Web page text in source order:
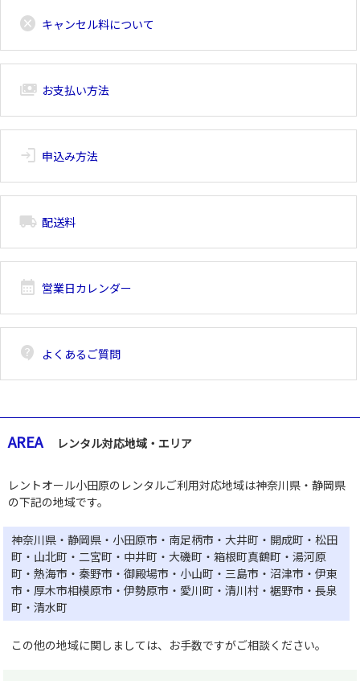
cancel キャンセル料について
payments お支払い方法
login 申込み方法
local_shipping 配送料
calendar_month 営業日カレンダー
contact_support よくあるご質問
AREA レンタル対応地域・エリア
レントオール小田原のレンタルご利用対応地域は神奈川県・静岡県
の下記の地域です。
神奈川県・静岡県・小田原市・南足柄市・大井町・開成町・松田
町・山北町・二宮町・中井町・大磯町・箱根町真鶴町・湯河原
町・熱海市・秦野市・御殿場市・小山町・三島市・沼津市・伊東
市・厚木市相模原市・伊勢原市・愛川町・清川村・裾野市・長泉
町・清水町
この他の地域に関しましては、お手数ですがご相談ください。